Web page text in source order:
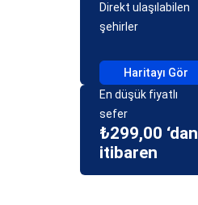
Direkt ulaşılabilen
şehirler
Haritayı Gör
En düşük fiyatlı
sefer
₺299,00 ‘dan
itibaren